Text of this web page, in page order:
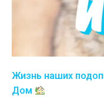
Жизнь наших
Дом